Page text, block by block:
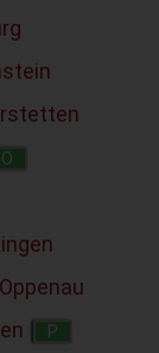
O
Oppenau
P